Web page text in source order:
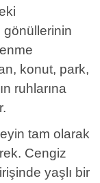
gönüllerinin
konut, park,
ruhlarına
tam olarak
Cengiz
yaşlı bir